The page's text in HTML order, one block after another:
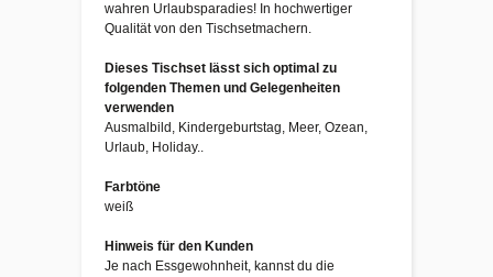
wahren Urlaubsparadies! In hochwertiger
Qualität von den Tischsetmachern.
Dieses Tischset lässt sich optimal zu
folgenden Themen und Gelegenheiten
verwenden
Ausmalbild, Kindergeburtstag, Meer, Ozean,
Urlaub, Holiday..
Farbtöne
weiß
Hinweis für den Kunden
Je nach Essgewohnheit, kannst du die